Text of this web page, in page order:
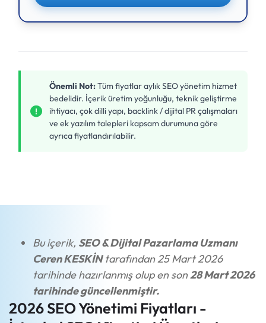
Önemli Not:Tüm fiyatlar aylık SEO yönetim hizmet
bedelidir. İçerik üretim yoğunluğu, teknik geliştirme
ihtiyacı, çok dilli yapı, backlink / dijital PR çalışmaları
ve ek yazılım talepleri kapsam durumuna göre
ayrıca fiyatlandırılabilir.
Bu içerik, SEO & Dijital Pazarlama Uzmanı
Ceren KESKİNtarafından 25 Mart 2026
tarihinde hazırlanmış olup en son28 Mart 2026
tarihinde güncellenmiştir.
2026 SEO Yönetimi Fiyatları -